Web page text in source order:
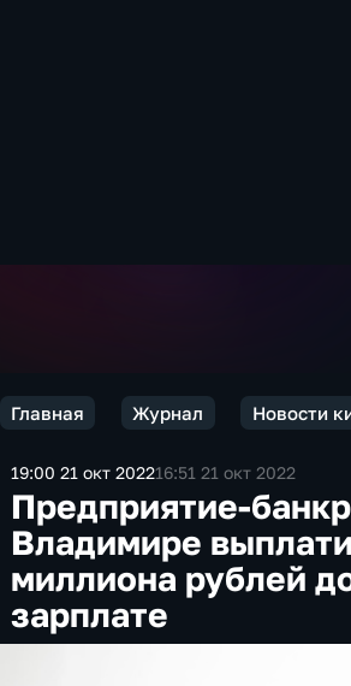
Главная Журнал Новости
19:00 21 окт 202216:51 21 окт 2022
Предприятие-
Владимире
миллиона рублей
зарплате